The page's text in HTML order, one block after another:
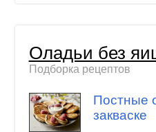
Оладьи без
Подборка рецептов
Постные
закваске